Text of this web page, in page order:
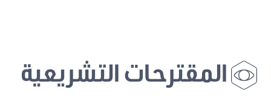
المقترحات التشريعية